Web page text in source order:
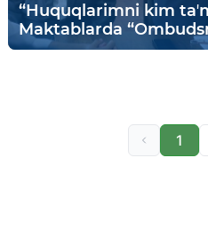
“Huquqlarimni kim
Maktablarda
o‘tkazilmoqda
1